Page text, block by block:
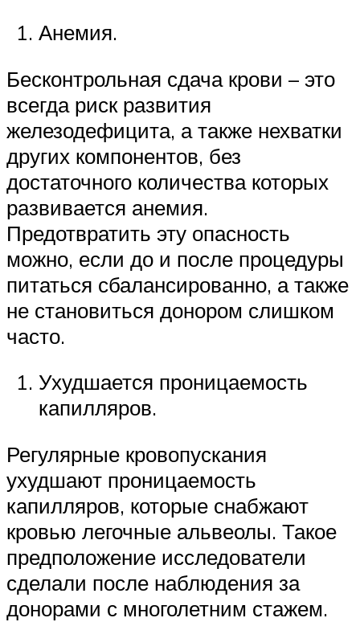
Анемия.
Бесконтрольная сдача крови – это
всегда риск развития
железодефицита, а также нехватки
других компонентов, без
достаточного количества которых
развивается анемия.
Предотвратить эту опасность
можно, если до и после процедуры
питаться сбалансированно, а также
не становиться донором слишком
часто.
Ухудшается проницаемость
капилляров.
Регулярные кровопускания
ухудшают проницаемость
капилляров, которые снабжают
кровью легочные альвеолы. Такое
предположение исследователи
сделали после наблюдения за
донорами с многолетним стажем.